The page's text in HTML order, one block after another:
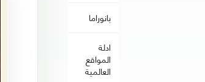
بانوراما
ادلة
المواقع
العالمية